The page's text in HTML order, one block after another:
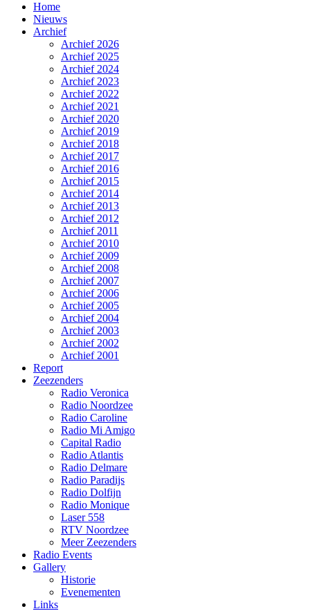
Home
Nieuws
Archief
Archief 2026
Archief 2025
Archief 2024
Archief 2023
Archief 2022
Archief 2021
Archief 2020
Archief 2019
Archief 2018
Archief 2017
Archief 2016
Archief 2015
Archief 2014
Archief 2013
Archief 2012
Archief 2011
Archief 2010
Archief 2009
Archief 2008
Archief 2007
Archief 2006
Archief 2005
Archief 2004
Archief 2003
Archief 2002
Archief 2001
Report
Zeezenders
Radio Veronica
Radio Noordzee
Radio Caroline
Radio Mi Amigo
Capital Radio
Radio Atlantis
Radio Delmare
Radio Paradijs
Radio Dolfijn
Radio Monique
Laser 558
RTV Noordzee
Meer Zeezenders
Radio Events
Gallery
Historie
Evenementen
Links